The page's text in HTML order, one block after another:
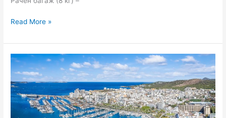
Read More »
Ибица